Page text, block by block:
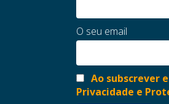
O seu email
Ao subscrever
Privacidade e